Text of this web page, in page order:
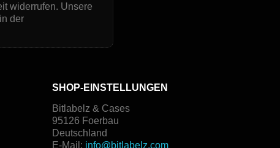
widerrufen. Unsere
der
SHOP-EINSTELLUNGEN
Bitlabelz & Cases
95126 Foerbau
Deutschland
E-Mail: info@bitlabelz.com